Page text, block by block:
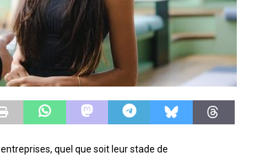
quel que soit leur stade de